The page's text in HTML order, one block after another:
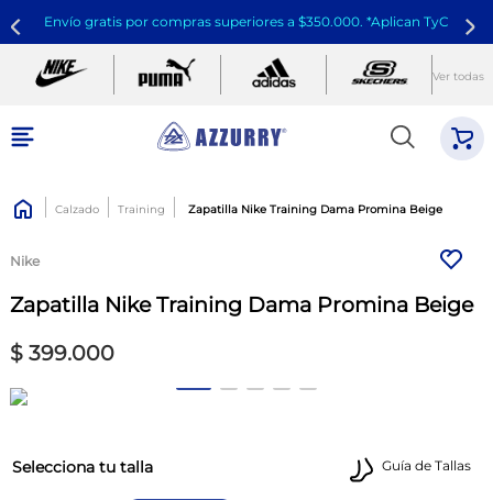
Envío gratis por compras superiores a $350.000. *Aplican TyC
Ver todas
Calzado Training Zapatilla Nike Training Dama Promina Beige
Nike
Zapatilla Nike Training Dama Promina Beige
$ 399.000
Guía de Tallas
talla